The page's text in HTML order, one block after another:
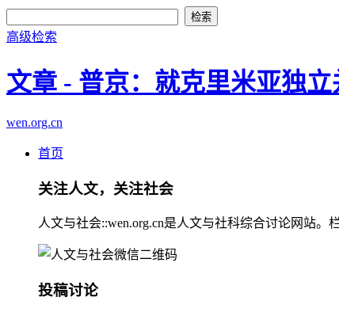
高级检索
文章 - 普京：就克里米亚独
wen.org.cn
首页
关注人文，关注社会
人文与社会::wen.org.cn是人文与社科综合讨论网站
投稿讨论